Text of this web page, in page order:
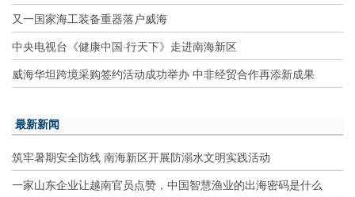
又一国家海工装备重器落户威海
中央电视台《健康中国·行天下》走进南海新区
威海华坦跨境采购签约活动成功举办 中非经贸合作再添新成果
最新新闻
筑牢暑期安全防线 南海新区开展防溺水文明实践活动
一家山东企业让越南官员点赞，中国智慧渔业的出海密码是什么